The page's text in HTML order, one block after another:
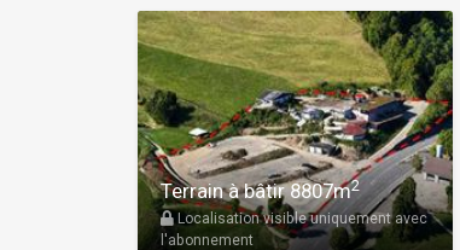
Terrain à bâtir 8807m2
Localisation visible uniquement avec
l'abonnement